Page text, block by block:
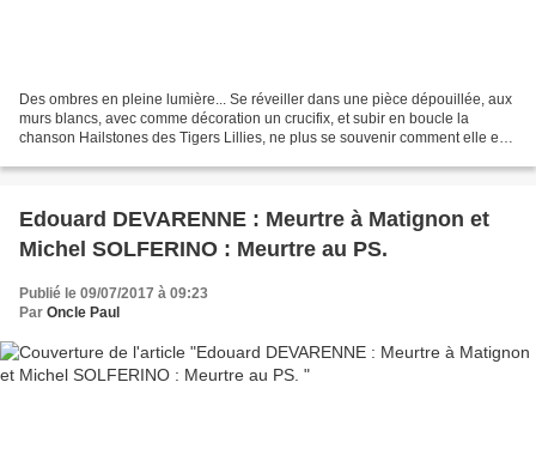
Des ombres en pleine lumière... Se réveiller dans une pièce dépouillée, aux
murs blancs, avec comme décoration un crucifix, et subir en boucle la
chanson Hailstones des Tigers Lillies, ne plus se souvenir comment elle est
Edouard DEVARENNE : Meurtre à Matignon et
Michel SOLFERINO : Meurtre au PS.
Publié le 09/07/2017 à 09:23
Par Oncle Paul